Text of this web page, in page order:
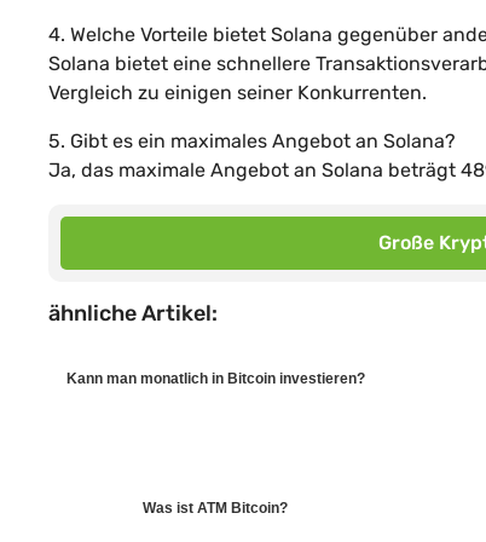
4. Welche Vorteile bietet Solana gegenüber
Solana bietet eine schnellere
Vergleich zu einigen seiner Konkurrenten.
5. Gibt es ein maximales Angebot an Solana?
Ja, das maximale Angebot an Solana beträgt
Große
ähnliche Artikel:
Kann man monatlich in Bitcoin investieren?
Was ist ATM Bitcoin?